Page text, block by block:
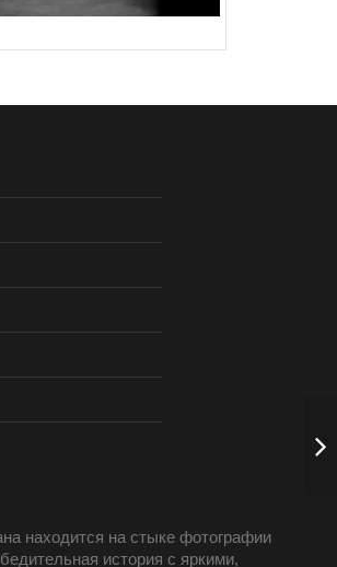
находится на стыке фотографии
история с яркими,